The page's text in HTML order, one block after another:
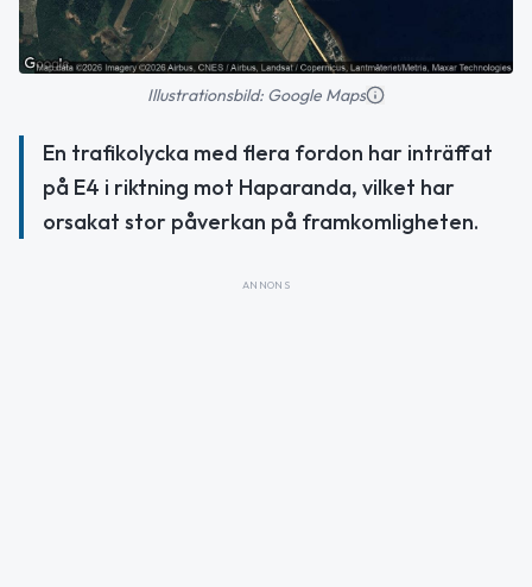
Illustrationsbild: Google Maps
En trafikolycka med flera fordon har inträffat
på E4 i riktning mot Haparanda, vilket har
orsakat stor påverkan på framkomligheten.
ANNONS